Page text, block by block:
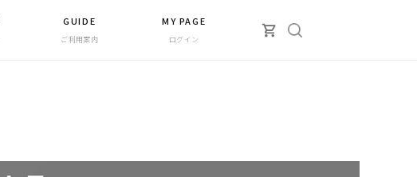
GUIDE
ご利用案内
MY PAGE
ログイン